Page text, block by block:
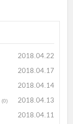
2018.04.22
2018.04.17
2018.04.14
(0)
2018.04.13
2018.04.11